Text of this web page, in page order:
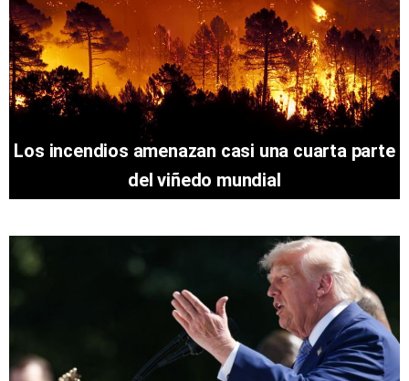
Los incendios amenazan casi una cuarta parte
del viñedo mundial